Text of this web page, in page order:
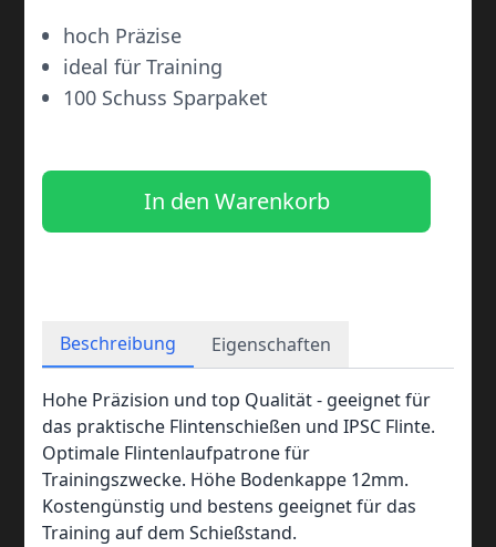
• hoch Präzise
• ideal für Training
• 100 Schuss Sparpaket
In den Warenkorb
Beschreibung Eigenschaften
Hohe Präzision und top Qualität - geeignet für
das praktische Flintenschießen und IPSC Flinte.
Optimale Flintenlaufpatrone für
Trainingszwecke. Höhe Bodenkappe 12mm.
Kostengünstig und bestens geeignet für das
Training auf dem Schießstand.